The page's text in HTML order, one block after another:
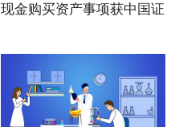
现金购买资产事项获中国证